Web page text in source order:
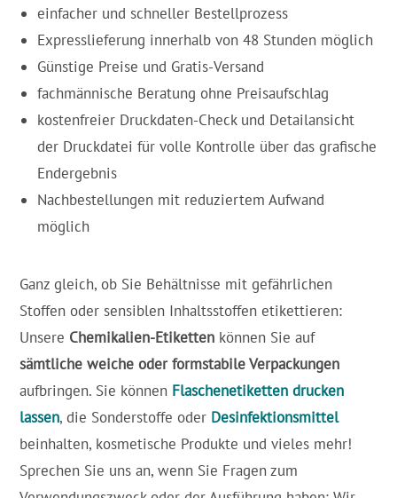
einfacher und schneller Bestellprozess
Expresslieferung innerhalb von 48 Stunden möglich
Günstige Preise und Gratis-Versand
fachmännische Beratung ohne Preisaufschlag
kostenfreier Druckdaten-Check und Detailansicht
der Druckdatei für volle Kontrolle über das grafische
Endergebnis
Nachbestellungen mit reduziertem Aufwand
möglich
Ganz gleich, ob Sie Behältnisse mit gefährlichen
Stoffen oder sensiblen Inhaltsstoffen etikettieren:
Unsere Chemikalien-Etiketten können Sie auf
sämtliche weiche oder formstabile Verpackungen
aufbringen. Sie können Flaschenetiketten drucken
lassen, die Sonderstoffe oder Desinfektionsmittel
beinhalten, kosmetische Produkte und vieles mehr!
Sprechen Sie uns an, wenn Sie Fragen zum